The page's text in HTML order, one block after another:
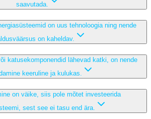
saavutada.
on uus tehnoloogia ning nende
on kaheldav.
katusekomponendid lähevad katki, on nende
keeruline ja kulukas.
on väike, siis pole mõtet investeerida
sest see ei tasu end ära.